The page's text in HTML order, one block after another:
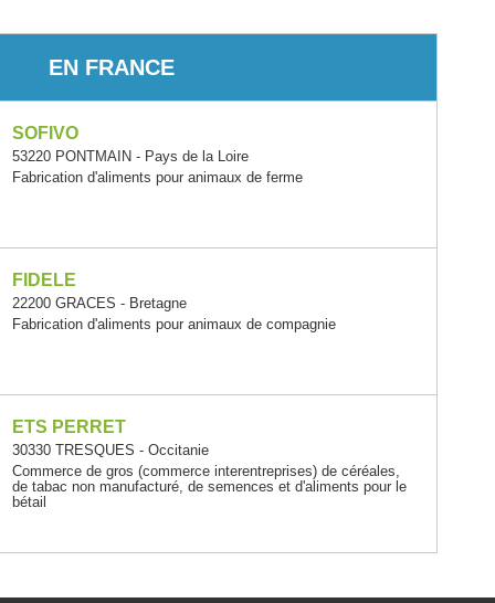
EN FRANCE
SOFIVO
53220 PONTMAIN - Pays de la Loire
Fabrication d'aliments pour animaux de ferme
FIDELE
22200 GRACES - Bretagne
Fabrication d'aliments pour animaux de compagnie
ETS PERRET
30330 TRESQUES - Occitanie
Commerce de gros (commerce interentreprises) de céréales,
de tabac non manufacturé, de semences et d'aliments pour le
bétail